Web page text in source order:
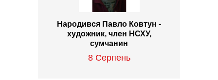
Народився Павло Ковтун -
художник, член НСХУ,
сумчанин
8 Серпень